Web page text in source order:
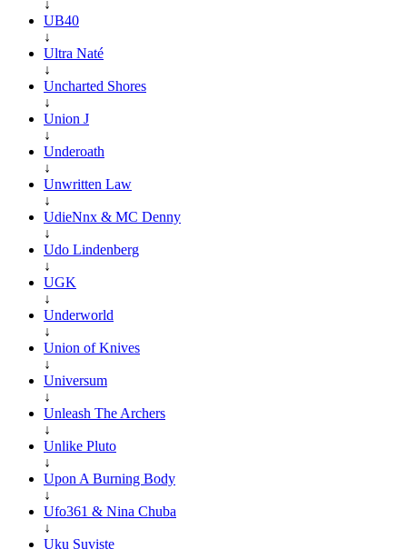
↓
UB40
↓
Ultra Naté
↓
Uncharted Shores
↓
Union J
↓
Underoath
↓
Unwritten Law
↓
UdieNnx & MC Denny
↓
Udo Lindenberg
↓
UGK
↓
Underworld
↓
Union of Knives
↓
Universum
↓
Unleash The Archers
↓
Unlike Pluto
↓
Upon A Burning Body
↓
Ufo361 & Nina Chuba
↓
Uku Suviste